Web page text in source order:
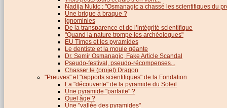
Nadija Nukic : "Osmanagic a chassé les scientifiques du
Une brique à braque ?
Ignominies
De la transparence et de l’intégrité scientifique
"Quand la nature trompe les archéologues"
EU Times et les pyramides
Le dentiste et la moule géante
Dr. Semir Osmanagic, Fake Article Scandal
Pseudo-festival, pseudo-récompenses...
Chasser le (projet) Dragon
"Preuves" et "rapports scientifiques" de la Fondation
La "découverte" de la pyramide du Soleil
Une pyramide "parfaite" ?
Quel âge ?
Une "vallée des pyramides"